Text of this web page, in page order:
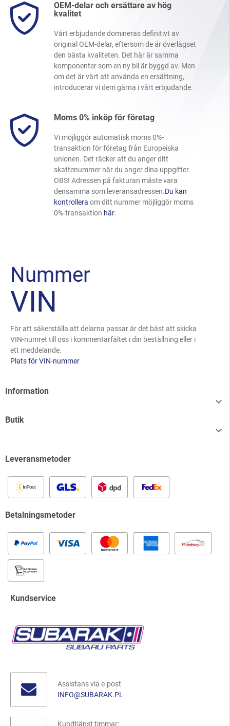
OEM-delar och ersättare av hög
kvalitet
Vårt erbjudande domineras definitivt av
original OEM-delar, eftersom de är överlägset
den bästa kvaliteten. Det här är samma
komponenter som en ny bil är byggd av. Men
om det är värt att använda en ersättning,
introducerar vi dem gärna i vårt erbjudande.
Moms 0% inköp för företag
Vi möjliggör automatisk moms 0%-
transaktion för företag från Europeiska
unionen. Det räcker att du anger ditt
skattenummer när du anger dina uppgifter.
OBS! Adressen på fakturan måste vara
densamma som leveransadressen.Du kan
kontrollera om ditt nummer möjliggör moms
0%-transaktion här.
Nummer
VIN
För att säkerställa att delarna passar är det bäst att skicka
VIN-numret till oss i kommentarfältet i din beställning eller i
ett meddelande.
Plats för VIN-nummer
Information

Butik

Leveransmetoder
Betalningsmetoder
Kundservice
Assistans via e-post
INFO@SUBARAK.PL
Kundtjänst timmar: